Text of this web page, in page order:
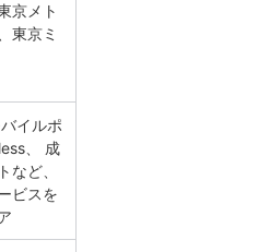
京メト
東京ミ
イルポ
、 成
など、
ビスを